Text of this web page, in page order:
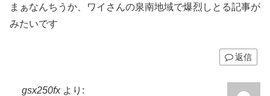
まぁなんちうか、ワイさんの泉南地域で爆烈しとる記事が
みたいです
返信
gsx250fx より: